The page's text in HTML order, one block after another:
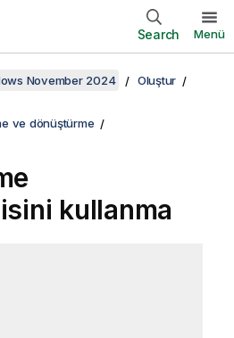
Search Menü
November 2024
Oluştur
ve dönüştürme
kullanma